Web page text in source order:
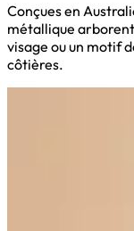
Conçues en
métallique
visage ou un motif
côtières.